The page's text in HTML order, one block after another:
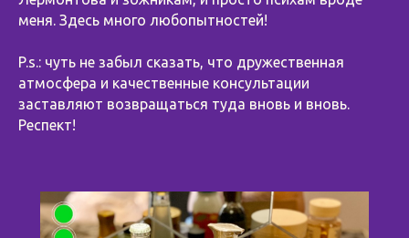
меня. Здесь много любопытностей!
P.s.: чуть не забыл сказать, что дружественная
атмосфера и качественные консультации
заставляют возвращаться туда вновь и вновь.
Респект!